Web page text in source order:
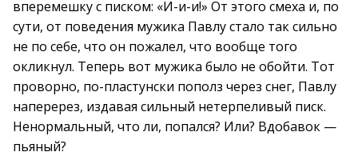
вперемешку с писком: «И-и-и!» От этого смеха и, по
сути, от поведения мужика Павлу стало так сильно
не по себе, что он пожалел, что вообще того
окликнул. Теперь вот мужика было не обойти. Тот
проворно, по-пластунски пополз через снег, Павлу
наперерез, издавая сильный нетерпеливый писк.
Ненормальный, что ли, попался? Или? Вдобавок —
пьяный?